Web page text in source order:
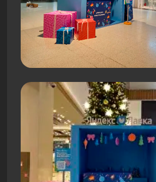
Воплотили в
реальность